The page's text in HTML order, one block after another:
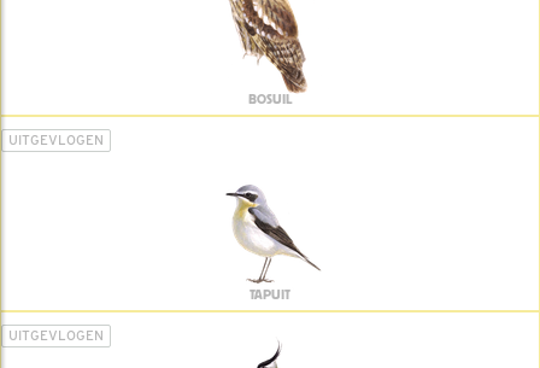
BOSUIL
UITGEVLOGEN
TAPUIT
UITGEVLOGEN